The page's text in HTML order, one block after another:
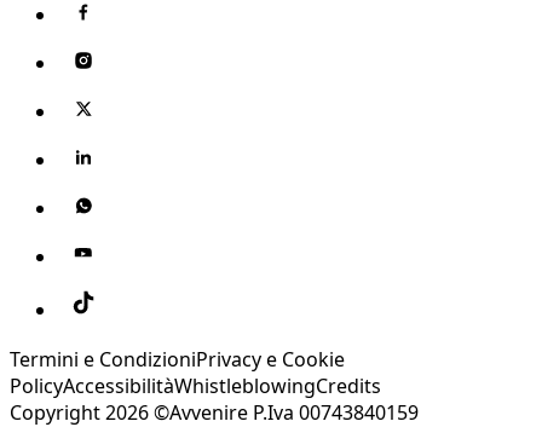
Termini e CondizioniPrivacy e Cookie
PolicyAccessibilitàWhistleblowingCredits
Copyright 2026 ©Avvenire P.Iva 00743840159